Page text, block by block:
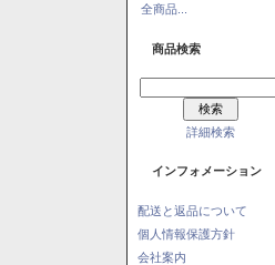
全商品...
商品検索
詳細検索
インフォメーション
配送と返品について
個人情報保護方針
会社案内